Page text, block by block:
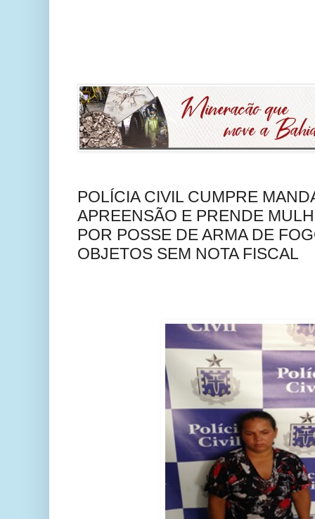
POLÍCIA CIVIL CUMPRE
APREENSÃO E PRENDE
POR POSSE DE ARMA DE
OBJETOS SEM NOTA FISCAL